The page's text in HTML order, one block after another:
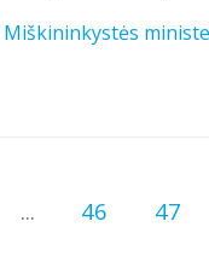
Miškininkystės
... 46 47